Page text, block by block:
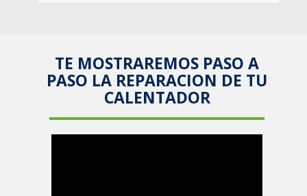
TE MOSTRAREMOS PASO A
PASO LA REPARACION DE TU
CALENTADOR